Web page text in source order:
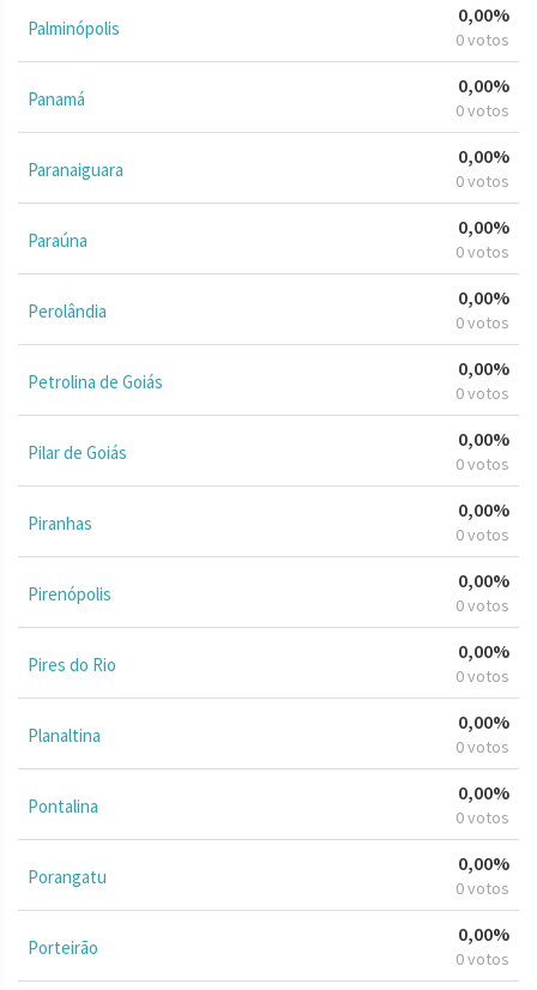
Palminópolis
0,00%
0 votos
Panamá
0,00%
0 votos
Paranaiguara
0,00%
0 votos
Paraúna
0,00%
0 votos
Perolândia
0,00%
0 votos
Petrolina de Goiás
0,00%
0 votos
Pilar de Goiás
0,00%
0 votos
Piranhas
0,00%
0 votos
Pirenópolis
0,00%
0 votos
Pires do Rio
0,00%
0 votos
Planaltina
0,00%
0 votos
Pontalina
0,00%
0 votos
Porangatu
0,00%
0 votos
Porteirão
0,00%
0 votos